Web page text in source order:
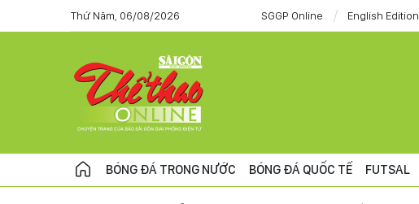
Thứ Năm, 06/08/2026 SGGP Online English Edition
BÓNG ĐÁ TRONG NƯỚC BÓNG ĐÁ QUỐC TẾ FUTSAL